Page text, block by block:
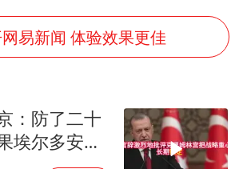
浙江台州《告全体市民书》
董璇小酒窝朵朵为佟丽娅庆生
36岁男演员成景区NPC后人气爆棚
易新闻 体验效果更佳
：防了二十
埃尔多安把